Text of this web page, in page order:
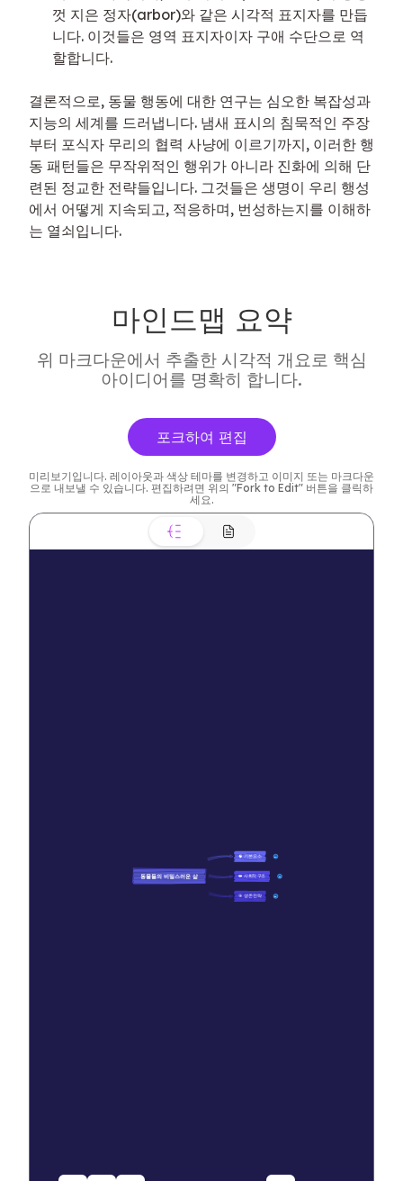
껏 지은 정자(arbor)와 같은 시각적 표지자를 만듭
니다. 이것들은 영역 표지자이자 구애 수단으로 역
할합니다.
결론적으로, 동물 행동에 대한 연구는 심오한 복잡성과
지능의 세계를 드러냅니다. 냄새 표시의 침묵적인 주장
부터 포식자 무리의 협력 사냥에 이르기까지, 이러한 행
동 패턴들은 무작위적인 행위가 아니라 진화에 의해 단
련된 정교한 전략들입니다. 그것들은 생명이 우리 행성
에서 어떻게 지속되고, 적응하며, 번성하는지를 이해하
는 열쇠입니다.
마인드맵 요약
위 마크다운에서 추출한 시각적 개요로 핵심
아이디어를 명확히 합니다.
포크하여 편집
미리보기입니다. 레이아웃과 색상 테마를 변경하고 이미지 또는 마크다운
으로 내보낼 수 있습니다. 편집하려면 위의 "Fork to Edit" 버튼을 클릭하
세요.
🧠 기본 요소 10
👑 사회적 구조 13
🎯 생존 전략 48
동물들의 비밀스러운 삶